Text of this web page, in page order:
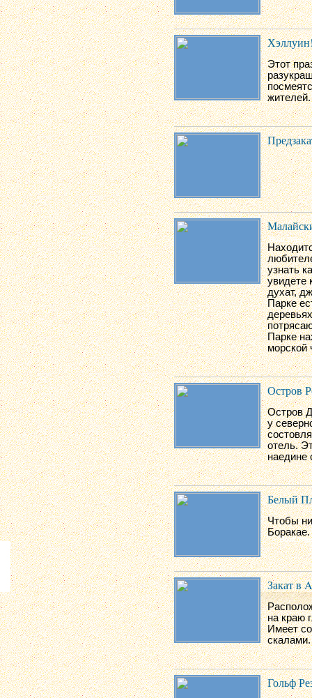
Этот
узнать
увидете
духат,
Парке
Парке
морской
Остров
Остров
у
отель.
наедине
Белый
Чтобы
Боракае.
Закат в
на краю
Имеет
скалами.
Гольф